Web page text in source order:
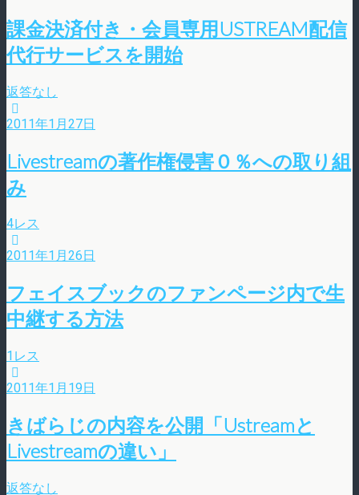
課金決済付き・会員専用USTREAM配信
代行サービスを開始
返答なし
2011年1月27日
Livestreamの著作権侵害０％への取り組
み
4レス
2011年1月26日
フェイスブックのファンページ内で生
中継する方法
1レス
2011年1月19日
きばらじの内容を公開「Ustreamと
Livestreamの違い」
返答なし